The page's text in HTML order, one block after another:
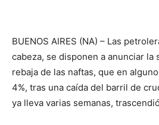
BUENOS AIRES (NA) – Las
cabeza, se disponen a anunciar la
rebaja de las naftas, que en
4%, tras una caída del barril de
ya lleva varias semanas,